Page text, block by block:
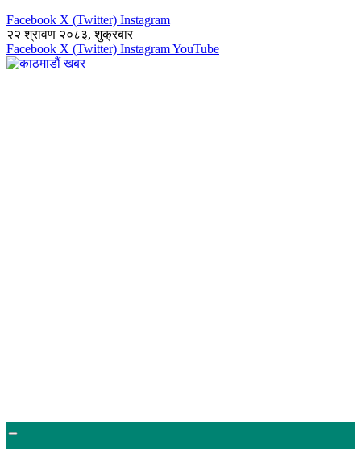
Facebook X (Twitter) Instagram
२२ श्रावण २०८३, शुक्रबार
Facebook X (Twitter) InstagramYouTube